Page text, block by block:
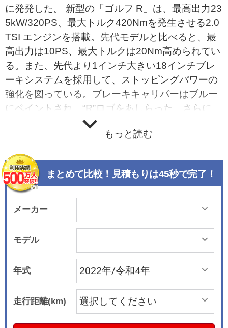
に発発した。 新型の「ゴルフ R」は、最高出力23
5kW/320PS、最大トルク420Nmを発生させる2.0
TSI エンジンを搭載。先代モデルと比べると、最
高出力は10PS、最大トルクは20Nm高められてい
る。また、先代より1インチ大きい18インチブレ
ーキシステムを採用して、ストッピングパワーの
強化を図っている。ブレーキキャリパーはブルー
にペイントされ、“R”ロゴをあしらった。さらに、
ランニングギアの大幅な改良に加えて、リヤアク
スルに配置された2つの多板クラッチが左右後輪
リヤの外輪により多くのトルクを配分し、コーナ
リング性能を高める「R パフォーマンストルクベ
クタリング」を採用。電子制御式デフロック“XD
S”やアダプティブシャシーコントロール“DCC”を
統合制御するほか、「R パフォーマンストルクベ
クタリング」を用いた4MOTIONと高度に連携す
ることで、ドライビングダイナミクスの最大化と
快適性の向上を両立するというビークル ダイナミ
クス マネージャーを搭載した。 エクステリアは、
R専用デザインのバンパーを採用。サイドシルは
専用のボディカラー同色で、グロスブラックのリ
ヤディフューザーや4本出しのエクゾーストパイ
もっと読む
まとめて比較！見積もりは45秒で完了！
メーカー
モデル
年式
走行距離(km)